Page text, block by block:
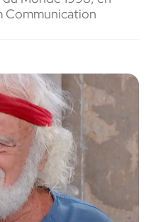
Communication